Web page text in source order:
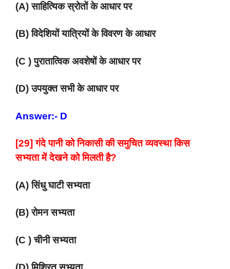
(A) साहित्यिक स्रोतों के आधार पर
(B) विदेशियों यात्रियों के विवरण के आधार
(C ) पुरातात्विक अवशेषों के आधार पर
(D) उपयुक्त सभी के आधार पर
Answer:- D
[29] गंदे पानी को निकासी की समुचित व्यवस्था किस
सभ्यता में देखने को मिलती है?
(A) सिंधु घाटी सभ्यता
(B) रोमन सभ्यता
(C ) चीनी सभ्यता